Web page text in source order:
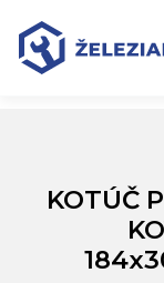
Preskočiť na
Preskočiť na
Úvodná stránka
KOTÚČ PILOVÝ
184x30/25/20/
KOTÚČ